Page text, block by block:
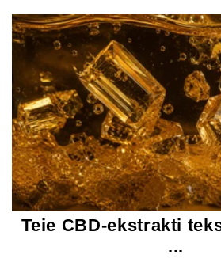
Teie CBD-ekstrakti
...